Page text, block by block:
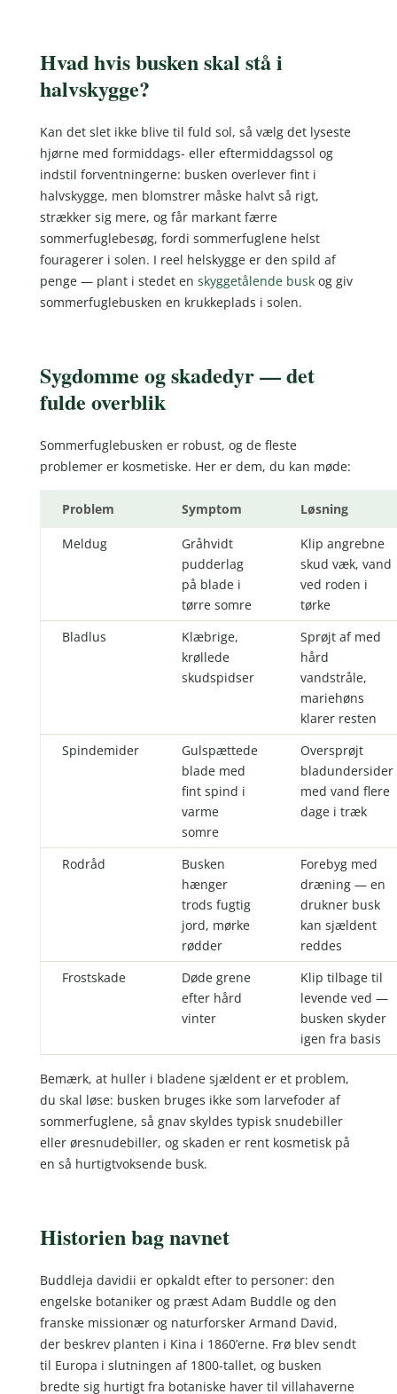
Hvad hvis busken skal stå i
halvskygge?
Kan det slet ikke blive til fuld sol, så vælg det lyseste
hjørne med formiddags- eller eftermiddagssol og
indstil forventningerne: busken overlever fint i
halvskygge, men blomstrer måske halvt så rigt,
strækker sig mere, og får markant færre
sommerfuglebesøg, fordi sommerfuglene helst
fouragerer i solen. I reel helskygge er den spild af
penge — plant i stedet en skyggetålende buskog giv
sommerfuglebusken en krukkeplads i solen.
Sygdomme og skadedyr — det
fulde overblik
Sommerfuglebusken er robust, og de fleste
problemer er kosmetiske. Her er dem, du kan møde:
Problem Symptom Løsning
Meldug
Gråhvidt
pudderlag
på blade i
tørre somre
Klip angrebne
skud væk, vand
ved roden i
tørke
Bladlus
Klæbrige,
krøllede
skudspidser
Sprøjt af med
hård
vandstråle,
mariehøns
klarer resten
Spindemider
Gulspættede
blade med
fint spind i
varme
somre
Oversprøjt
bladundersider
med vand flere
dage i træk
Rodråd
Busken
hænger
trods fugtig
jord, mørke
rødder
Forebyg med
dræning — en
drukner busk
kan sjældent
reddes
Frostskade
Døde grene
efter hård
vinter
Klip tilbage til
levende ved —
busken skyder
igen fra basis
Bemærk, at huller i bladene sjældent er et problem,
du skal løse: busken bruges ikke som larvefoder af
sommerfuglene, så gnav skyldes typisk snudebiller
eller øresnudebiller, og skaden er rent kosmetisk på
en så hurtigtvoksende busk.
Historien bag navnet
Buddleja davidii er opkaldt efter to personer: den
engelske botaniker og præst Adam Buddle og den
franske missionær og naturforsker Armand David,
der beskrev planten i Kina i 1860’erne. Frø blev sendt
til Europa i slutningen af 1800-tallet, og busken
bredte sig hurtigt fra botaniske haver til villahaverne